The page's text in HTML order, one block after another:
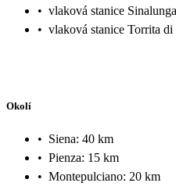
• vlaková stanice
• vlaková stanice Torrita
Okolí
• Siena: 40 km
• Pienza: 15 km
• Montepulciano: 20 km